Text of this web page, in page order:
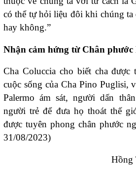
có thể tự hỏi liệu đôi khi chúng
hay không.”
Nhận cảm hứng từ Chân phước
Cha Coluccia cho biết cha được
cuộc sống của Cha Pino Puglisi,
Palermo ám sát, người dấn
người trẻ để đưa họ thoát thế
được tuyên phong chân phước
31/08/2023)
Hồng